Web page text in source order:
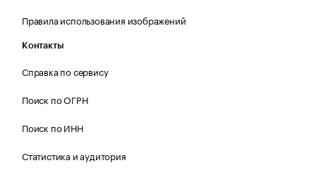
Правила использования изображений
Контакты
Справка по сервису
Поиск по ОГРН
Поиск по ИНН
Статистика и аудитория